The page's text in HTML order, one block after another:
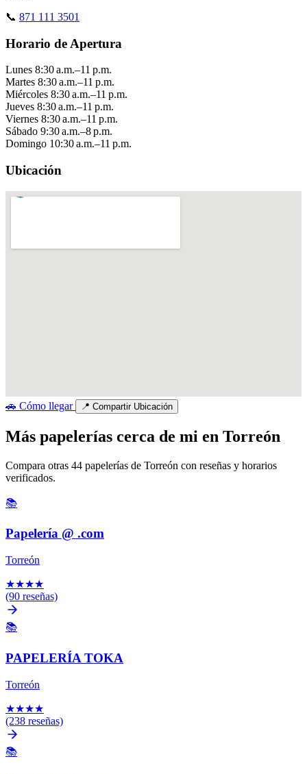
📞 871 111 3501
Horario de Apertura
Lunes 8:30 a.m.–11 p.m.
Martes 8:30 a.m.–11 p.m.
Miércoles 8:30 a.m.–11 p.m.
Jueves 8:30 a.m.–11 p.m.
Viernes 8:30 a.m.–11 p.m.
Sábado 9:30 a.m.–8 p.m.
Domingo 10:30 a.m.–11 p.m.
Ubicación
🚗 Cómo llegar 📍 Compartir Ubicación
Más papelerías cerca de mi en Torreón
Compara otras 44 papelerías de Torreón con reseñas y horarios
verificados.
📚
Papelería @ .com
Torreón
★★★★
(90 reseñas)
📚
PAPELERÍA TOKA
Torreón
★★★★
(238 reseñas)
📚